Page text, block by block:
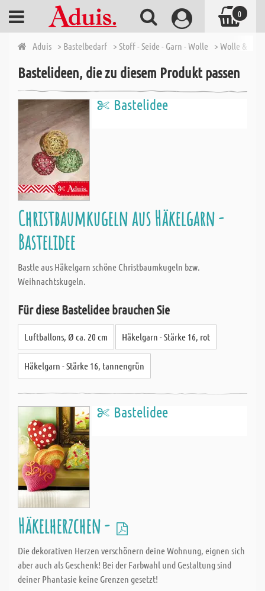
Aduis > Bastelbedarf > Stoff - Seide - Garn - Wolle > Wolle &
Bastelideen, die zu diesem Produkt passen
Bastelidee
Christbaumkugeln aus Häkelgarn -
Bastelidee
Bastle aus Häkelgarn schöne Christbaumkugeln bzw.
Weihnachtskugeln.
Für diese Bastelidee brauchen Sie
Luftballons, Ø ca. 20 cm Häkelgarn - Stärke 16, rot
Häkelgarn - Stärke 16, tannengrün
Bastelidee
Häkelherzchen -
Die dekorativen Herzen verschönern deine Wohnung, eignen sich
aber auch als Geschenk! Bei der Farbwahl und Gestaltung sind
deiner Phantasie keine Grenzen gesetzt!
0